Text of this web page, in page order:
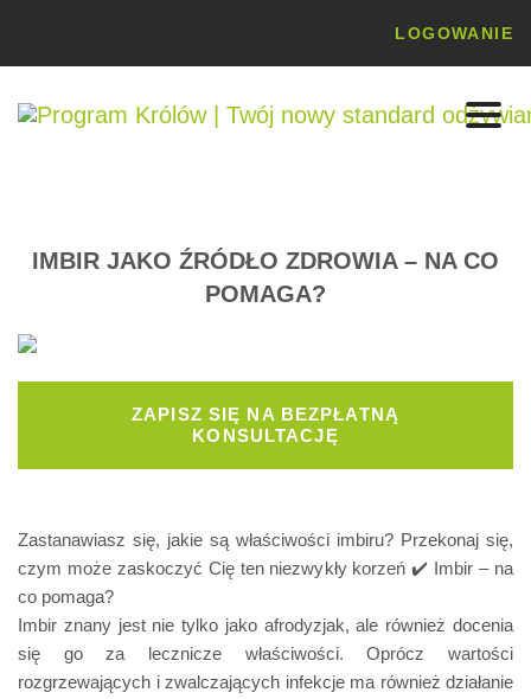
treści
LOGOWANIE
IMBIR JAKO ŹRÓDŁO ZDROWIA – NA CO
POMAGA?
ZAPISZ SIĘ NA BEZPŁATNĄ
KONSULTACJĘ
Zastanawiasz się, jakie są właściwości imbiru? Przekonaj się,
czym może zaskoczyć Cię ten niezwykły korzeń ✔️ Imbir – na
co pomaga?
Imbir znany jest nie tylko jako afrodyzjak, ale również docenia
się go za lecznicze właściwości. Oprócz wartości
rozgrzewających i zwalczających infekcje ma również działanie